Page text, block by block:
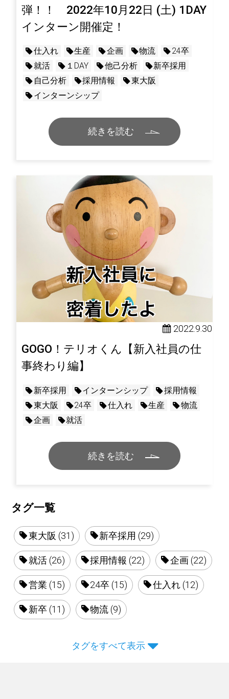
弾！！ 2022年10月22日 (土) 1DAY
インターン開催定！
仕入れ 生産 企画 物流
24卒
就活
１DAY 他己分析
新卒採用
自己分析
採用情報
東大阪
インターンシップ
続きを読む
2022.9.30
GOGO！テリオくん【新入社員の仕
事終わり編】
新卒採用 インターンシップ
採用情報
東大阪
24卒 仕入れ 生産
物流
企画
就活
続きを読む
タグ一覧
東大阪 (31) 新卒採用 (29)
就活 (26) 採用情報 (22) 企画 (22)
営業 (15) 24卒 (15) 仕入れ (12)
新卒 (11) 物流 (9)
タグをすべて表示